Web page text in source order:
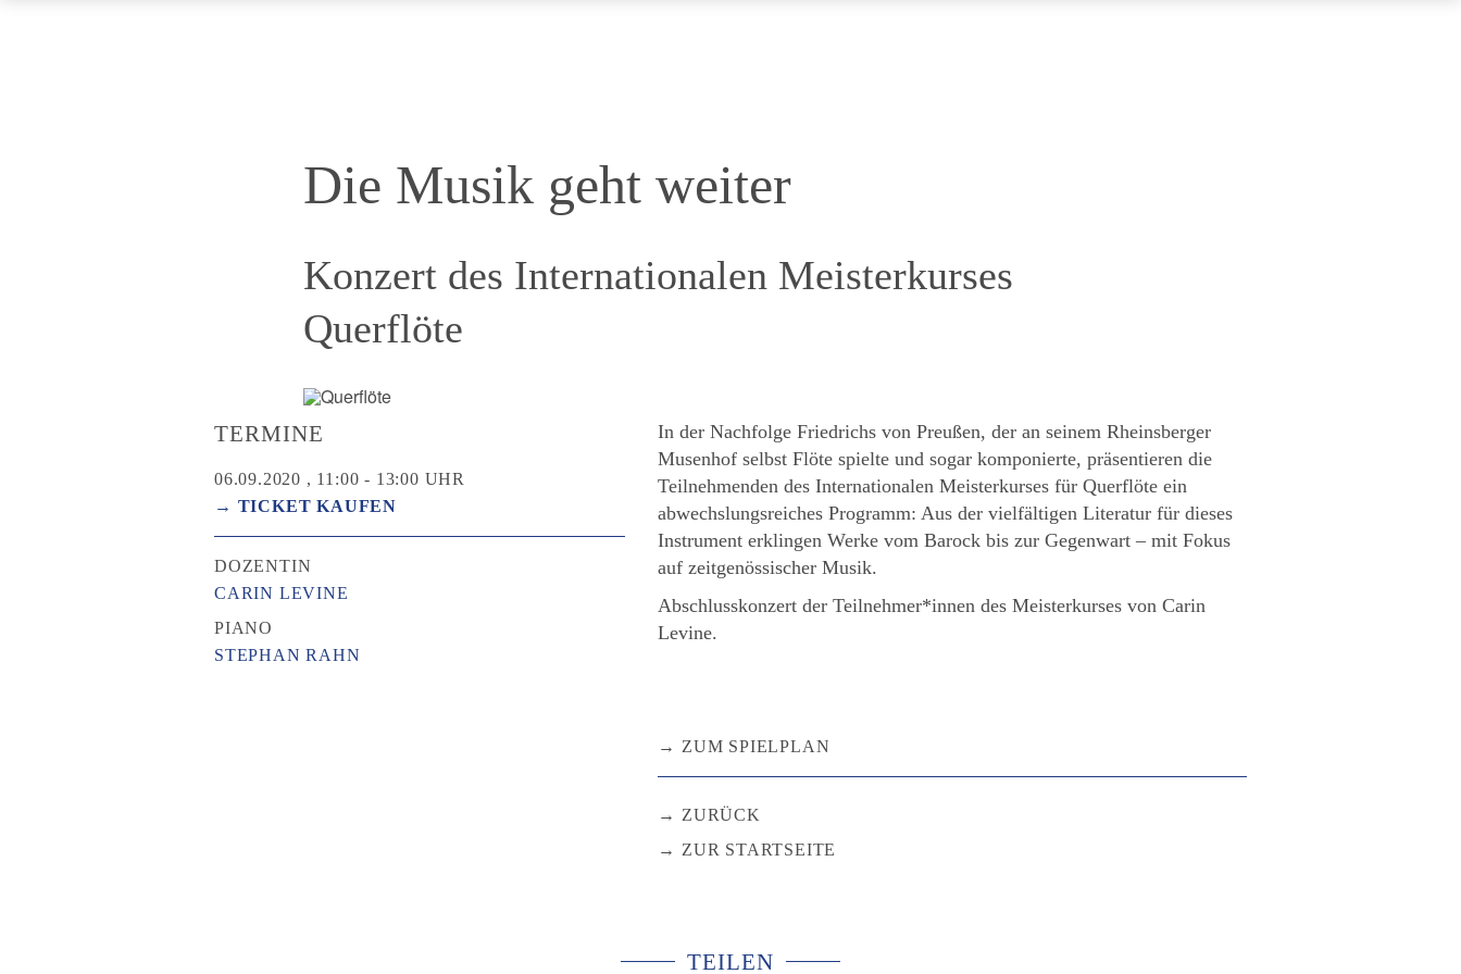
Die Musik geht weiter
Konzert des Internationalen Meisterkurses
Querflöte
TERMINE
06.09.2020 , 11:00 - 13:00 UHR
→ TICKET KAUFEN
DOZENTIN
CARIN LEVINE
PIANO
STEPHAN RAHN
In der Nachfolge Friedrichs von Preußen, der an seinem Rheinsberger
Musenhof selbst Flöte spielte und sogar komponierte, präsentieren die
Teilnehmenden des Internationalen Meisterkurses für Querflöte ein
abwechslungsreiches Programm: Aus der vielfältigen Literatur für dieses
Instrument erklingen Werke vom Barock bis zur Gegenwart – mit Fokus
auf zeitgenössischer Musik.
Abschlusskonzert der Teilnehmer*innen des Meisterkurses von Carin
Levine.
ZUM SPIELPLAN
ZURÜCK
ZUR STARTSEITE
TEILEN